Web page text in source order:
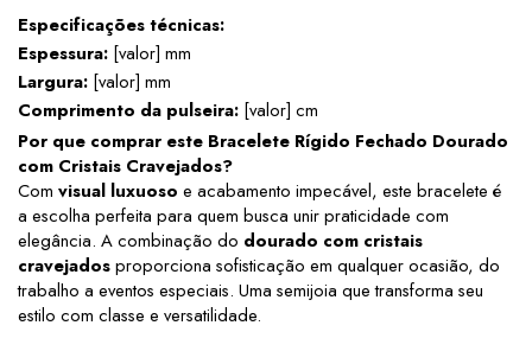
Especificações técnicas:
Espessura: [valor] mm
Largura: [valor] mm
Comprimento da pulseira: [valor] cm
Por que comprar este Bracelete Rígido Fechado Dourado
com Cristais Cravejados?
Com visual luxuoso e acabamento impecável, este bracelete é
a escolha perfeita para quem busca unir praticidade com
elegância. A combinação do dourado com cristais
cravejadosproporciona sofisticação em qualquer ocasião, do
trabalho a eventos especiais. Uma semijoia que transforma seu
estilo com classe e versatilidade.